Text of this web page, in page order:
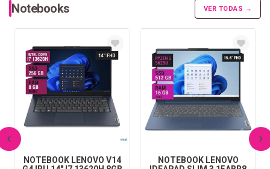
Notebooks VER TODAS →
NOTEBOOK LENOVO V14
NOTEBOOK LENOVO
‹ ›